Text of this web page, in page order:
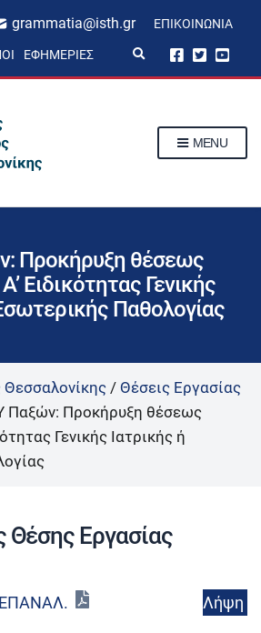
grammatia@isth.gr ΕΠΙΚΟΙΝΩΝΊΑ
ΕΦΗΜΕΡΊΕΣ
p
m
MENU
Προκήρυξη θέσεως
Ειδικότητας Γενικής
Παθολογίας
Θεσσαλονίκης / Θέσεις Εργασίας
Παξών: Προκήρυξη θέσεως
Γενικής Ιατρικής ή
Θέσης Εργασίας
Λήψη